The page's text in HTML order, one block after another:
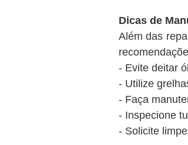
Dicas de
Além das
- Evite deitar
- Utilize
- Faça
- Inspecione
- Solicite